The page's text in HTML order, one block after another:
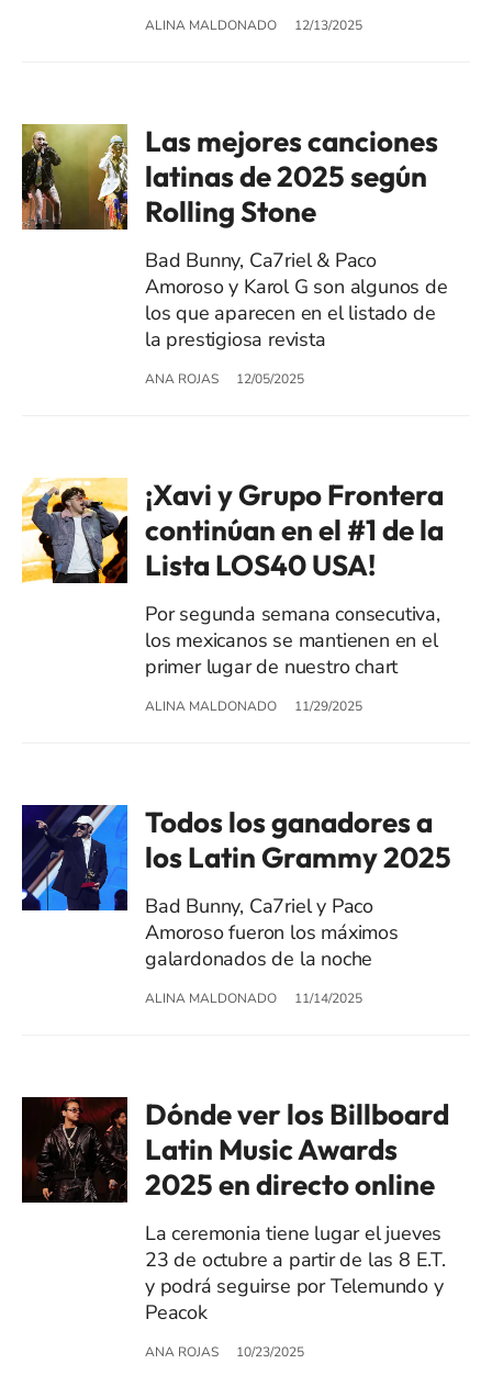
ALINA MALDONADO 12/13/2025
Las mejores canciones
latinas de 2025 según
Rolling Stone
Bad Bunny, Ca7riel & Paco
Amoroso y Karol G son algunos de
los que aparecen en el listado de
la prestigiosa revista
ANA ROJAS 12/05/2025
¡Xavi y Grupo Frontera
continúan en el #1 de la
Lista LOS40 USA!
Por segunda semana consecutiva,
los mexicanos se mantienen en el
primer lugar de nuestro chart
ALINA MALDONADO 11/29/2025
Todos los ganadores a
los Latin Grammy 2025
Bad Bunny, Ca7riel y Paco
Amoroso fueron los máximos
galardonados de la noche
ALINA MALDONADO 11/14/2025
Dónde ver los Billboard
Latin Music Awards
2025 en directo online
La ceremonia tiene lugar el jueves
23 de octubre a partir de las 8 E.T.
y podrá seguirse por Telemundo y
Peacok
ANA ROJAS 10/23/2025